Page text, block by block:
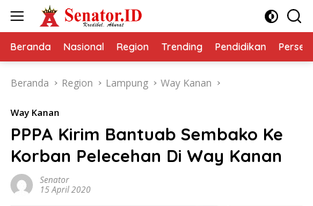
Beranda Nasional Region Trending Pendidikan
Beranda Region Lampung Way Kanan
Way Kanan
PPPA Kirim Bantuab Sembako Ke
Korban Pelecehan Di Way Kanan
Senator
15 April 2020